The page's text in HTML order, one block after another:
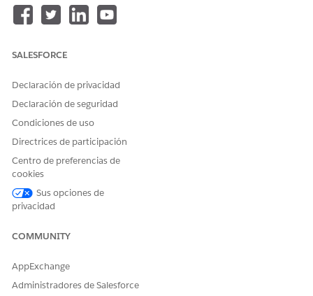
¿RESOLVIÓ ESTE ARTÍCULO SU PROBLEMA?
SALESFORCE
Declaración de privacidad
Declaración de seguridad
Condiciones de uso
Directrices de participación
Centro de preferencias de
cookies
Sus opciones de
privacidad
COMMUNITY
AppExchange
Administradores de Salesforce